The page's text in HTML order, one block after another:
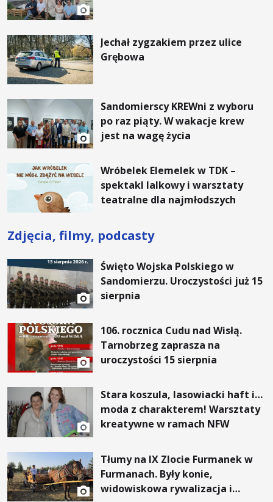
Jechał zygzakiem przez ulice
Grębowa
Sandomierscy KREWni z wyboru
po raz piąty. W wakacje krew
jest na wagę życia
Wróbelek Elemelek w TDK –
spektakl lalkowy i warsztaty
teatralne dla najmłodszych
Zdjęcia, filmy, podcasty
Święto Wojska Polskiego w
Sandomierzu. Uroczystości już 15
sierpnia
106. rocznica Cudu nad Wisłą.
Tarnobrzeg zaprasza na
uroczystości 15 sierpnia
Stara koszula, lasowiacki haft i…
moda z charakterem! Warsztaty
kreatywne w ramach NFW
Tłumy na IX Zlocie Furmanek w
Furmanach. Były konie,
widowiskowa rywalizacja i